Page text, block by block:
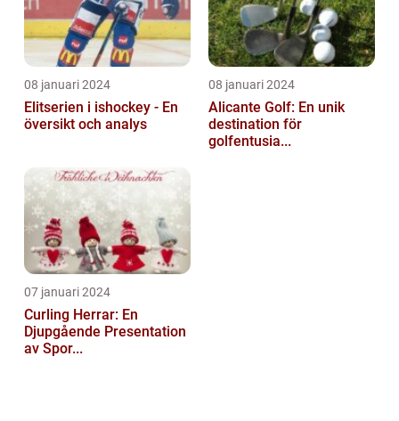
08 januari 2024
Elitserien i ishockey - En
översikt och analys
08 januari 2024
Alicante Golf: En unik
destination för
golfentusia...
07 januari 2024
Curling Herrar: En
Djupgående Presentation
av Spor...